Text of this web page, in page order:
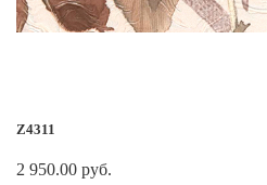
Z4311
2 950.00 руб.